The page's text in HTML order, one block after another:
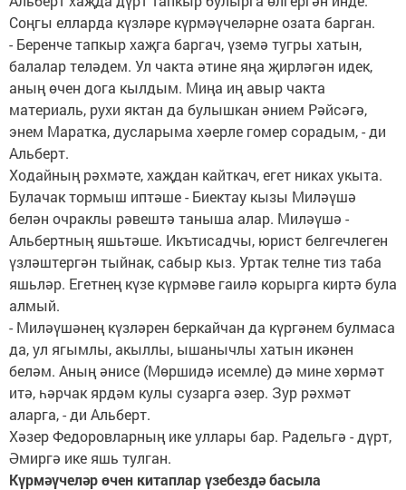
Соңгы елларда күзләре күрмәүчеләрне озата барган.
- Беренче тапкыр хаҗга баргач, үземә тугры хатын,
балалар теләдем. Ул чакта әтине яңа җирләгән идек,
аның өчен дога кылдым. Миңа иң авыр чакта
материаль, рухи яктан да булышкан әнием Рәйсәгә,
энем Маратка, дусларыма хәерле гомер сорадым, - ди
Альберт.
Ходайның рәхмәте, хаҗдан кайткач, егет никах укыта.
Булачак тормыш иптәше - Биектау кызы Миләүшә
белән оч­раклы рәвештә таныша алар. Миләүшә -
Альбертның яшьтәше. Икътисадчы, юрист белгечлеген
үзләштергән тыйнак, сабыр кыз. Уртак телне тиз таба
яшьләр. Егетнең күзе күрмәве гаилә корырга киртә була
алмый.
- Миләүшәнең күзләрен беркайчан да күргәнем булмаса
да, ул ягымлы, акыллы, ышанычлы хатын икәнен
беләм. Аның әнисе (Мөршидә исемле) дә мине хөрмәт
итә, һәрчак ярдәм кулы сузарга әзер. Зур рәхмәт
аларга, - ди Альберт.
Хәзер Федоровларның ике уллары бар. Радельгә - дүрт,
Әмиргә ике яшь тулган.
Күрмәүчеләр өчен китап­лар үзебездә басыла